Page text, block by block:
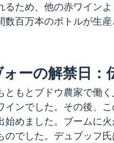
るため、他の赤ワイン
数百万本のボトルが生
ーの解禁日
もとブドウ農家で働
インでした。その後、
始めました。ブームに
のでした。デュブッフ